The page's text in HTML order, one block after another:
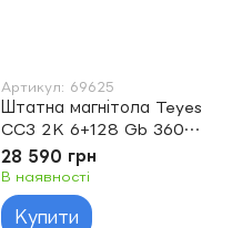
Артикул: 69625
Штатна магнітола Teyes
CC3 2K 6+128 Gb 360°
Honda Accord 9 CR 2012-
2018 10"
28 590 грн
В наявності
Купити